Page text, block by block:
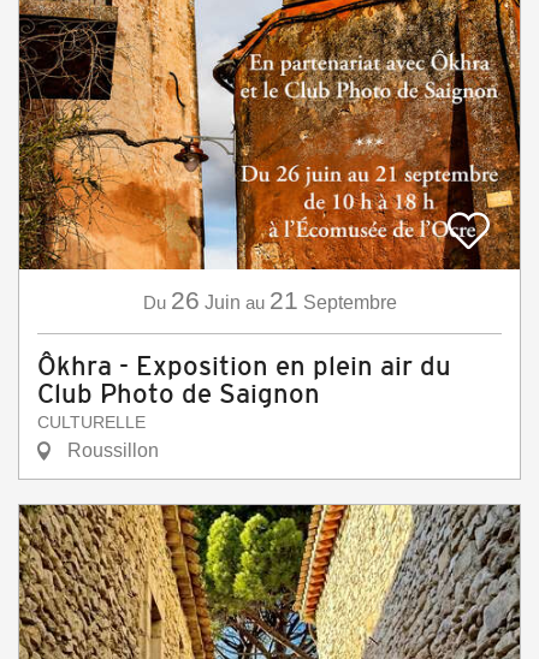
Du 26 Juin au 21 Septembre
Ôkhra - Exposition en plein air du
Club Photo de Saignon
CULTURELLE
Roussillon